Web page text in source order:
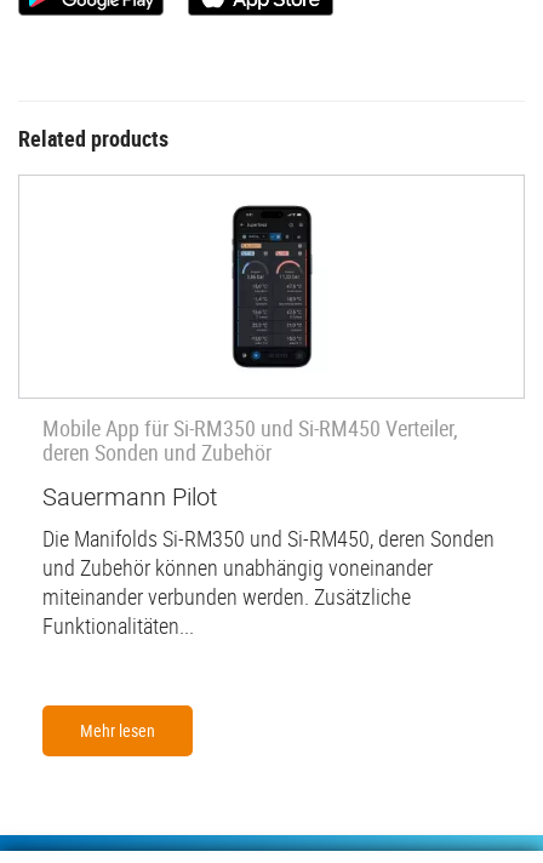
Related products
Mobile App für Si-RM350 und Si-RM450 Verteiler,
deren Sonden und Zubehör
Sauermann Pilot
Die Manifolds Si-RM350 und Si-RM450, deren Sonden
und Zubehör können unabhängig voneinander
miteinander verbunden werden. Zusätzliche
Funktionalitäten...
Mehr lesen